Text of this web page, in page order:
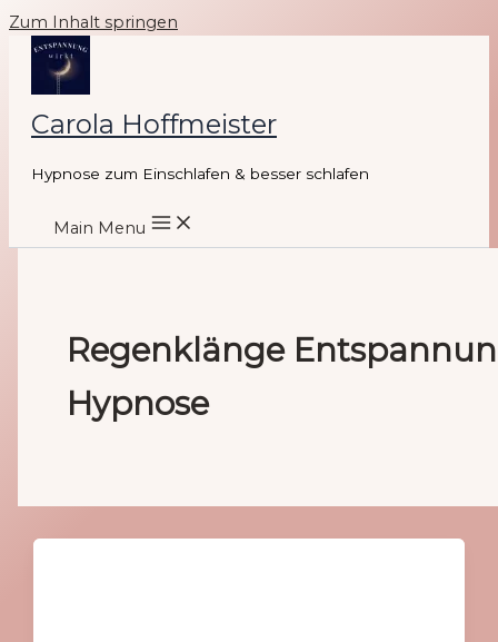
Zum Inhalt springen
Carola Hoffmeister
Hypnose zum Einschlafen & besser schlafen
Main Menu
Regenklänge
Hypnose